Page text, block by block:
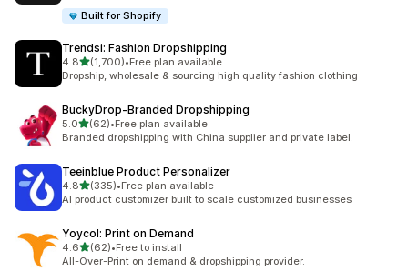
Built for Shopify
Trendsi: Fashion Dropshipping
4.8เต็ม 5 ดาว
(1,700)
ทั้งหมด 1700 รีวิว
•Free plan available
Dropship, wholesale & sourcing high quality fashion clothing
BuckyDrop‑Branded Dropshipping
5.0เต็ม 5 ดาว
(62)
ทั้งหมด 62 รีวิว
•Free plan available
Branded dropshipping with China supplier and private label.
Teeinblue Product Personalizer
4.8เต็ม 5 ดาว
(335)
ทั้งหมด 335 รีวิว
•Free plan available
AI product customizer built to scale customized businesses
Yoycol: Print on Demand
4.6เต็ม 5 ดาว
(62)
ทั้งหมด 62 รีวิว
•Free to install
All-Over-Print on demand & dropshipping provider.